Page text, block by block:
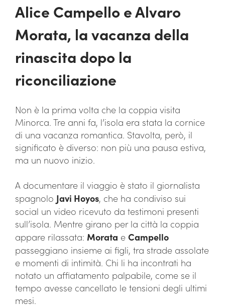
Alice Campello e Alvaro
Morata, la vacanza della
rinascita dopo la
riconciliazione
Non è la prima volta che la coppia visita
Minorca. Tre anni fa, l’isola era stata la cornice
di una vacanza romantica. Stavolta, però, il
significato è diverso: non più una pausa estiva,
ma un nuovo inizio.
A documentare il viaggio è stato il giornalista
spagnolo Javi Hoyos, che ha condiviso sui
social un video ricevuto da testimoni presenti
sull’isola. Mentre girano per la città la coppia
appare rilassata: Morata e Campello
passeggiano insieme ai figli, tra strade assolate
e momenti di intimità. Chi li ha incontrati ha
notato un affiatamento palpabile, come se il
tempo avesse cancellato le tensioni degli ultimi
mesi.